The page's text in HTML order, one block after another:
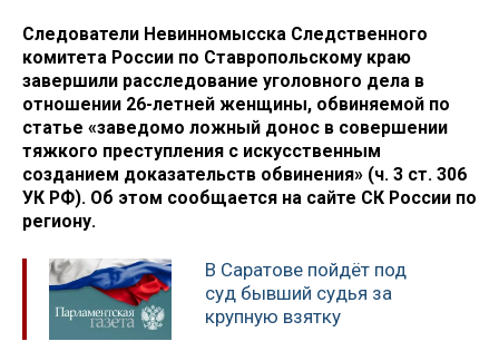
Следователи Невинномысска Следственного
комитета России по Ставропольскому краю
завершили расследование уголовного дела в
отношении 26-летней женщины, обвиняемой по
статье «заведомо ложный донос в совершении
тяжкого преступления с искусственным
созданием доказательств обвинения» (ч. 3 ст. 306
УК РФ). Об этом сообщается на сайте СК России по
региону.
В Саратове пойдёт под
суд бывший судья за
крупную взятку